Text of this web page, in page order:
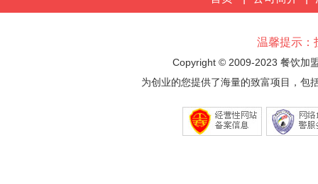
温馨提示：
Copyright © 2009-2023 餐饮加
为创业的您提供了海量的致富项目，